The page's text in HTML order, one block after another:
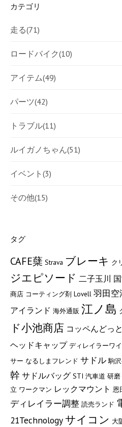
カテゴリ
走る(71)
ロードバイク(10)
アイテム(49)
パーツ(42)
トラブル(11)
ルイガノちゃん(51)
イベント (3)
その他(15)
タグ
CAFE蘖 Strava ブレーキ ク
ジエピソード 二子玉川
商店 コーティング剤 Lovell 羽田空
アイランド 海外通販 江ノ島
ド小池商店 コッペんどっと
ヘッドキャップ ディレイラーワ
サー なるしまフレンド サドル 駒
幹 サドルバッグ STI 汽車道 研磨
立 ワークマン レックマウント 恩
ディレイラー調整 読売ランド
21Technology サイコン 大